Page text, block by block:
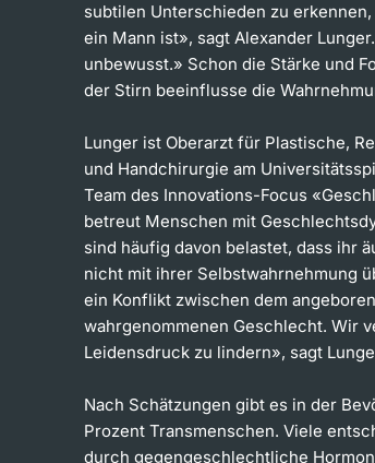
subtilen Unterschieden zu
ein Mann ist», sagt Alexander
unbewusst.» Schon die Stärke und
der Stirn beeinflusse die
Lunger ist Oberarzt für Plastische,
und Handchirurgie am
Team des Innovations-Focus
betreut Menschen mit
sind häufig davon belastet, dass ihr
nicht mit ihrer Selbstwahrnehmung
ein Konflikt zwischen dem
wahrgenommenen Geschlecht. Wir
Leidensdruck zu lindern», sagt
Nach Schätzungen gibt es in der
Prozent Transmenschen. Viele
durch gegengeschlechtliche